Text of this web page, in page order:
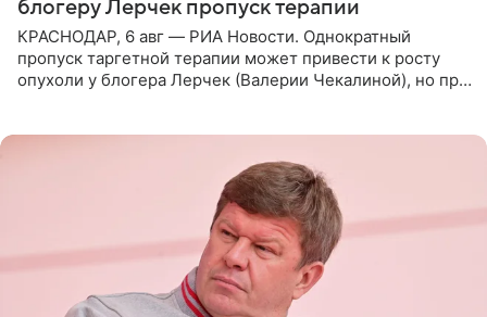
блогеру Лерчек пропуск терапии
КРАСНОДАР, 6 авг — РИА Новости. Однократный
пропуск таргетной терапии может привести к росту
опухоли у блогера Лерчек (Валерии Чекалиной), но при